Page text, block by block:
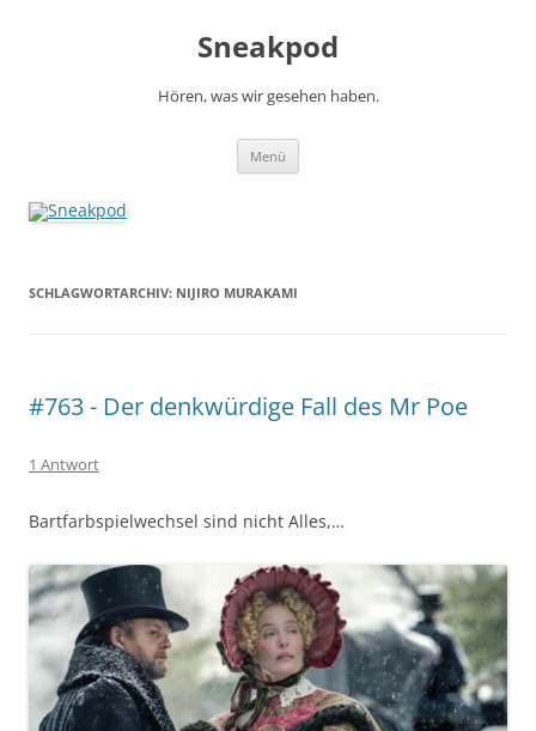
Sneakpod
Hören, was wir gesehen haben.
Menü
SCHLAGWORTARCHIV: NIJIRO MURAKAMI
#763 - Der denkwürdige Fall des Mr Poe
1 Antwort
Bartfarbspielwechsel sind nicht Alles,…